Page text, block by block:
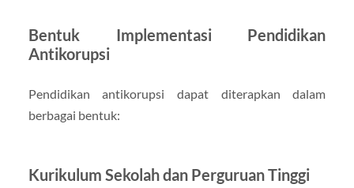
Bentuk Implementasi Pendidikan
Antikorupsi
Pendidikan antikorupsi dapat diterapkan dalam
berbagai bentuk:
Kurikulum Sekolah dan Perguruan Tinggi